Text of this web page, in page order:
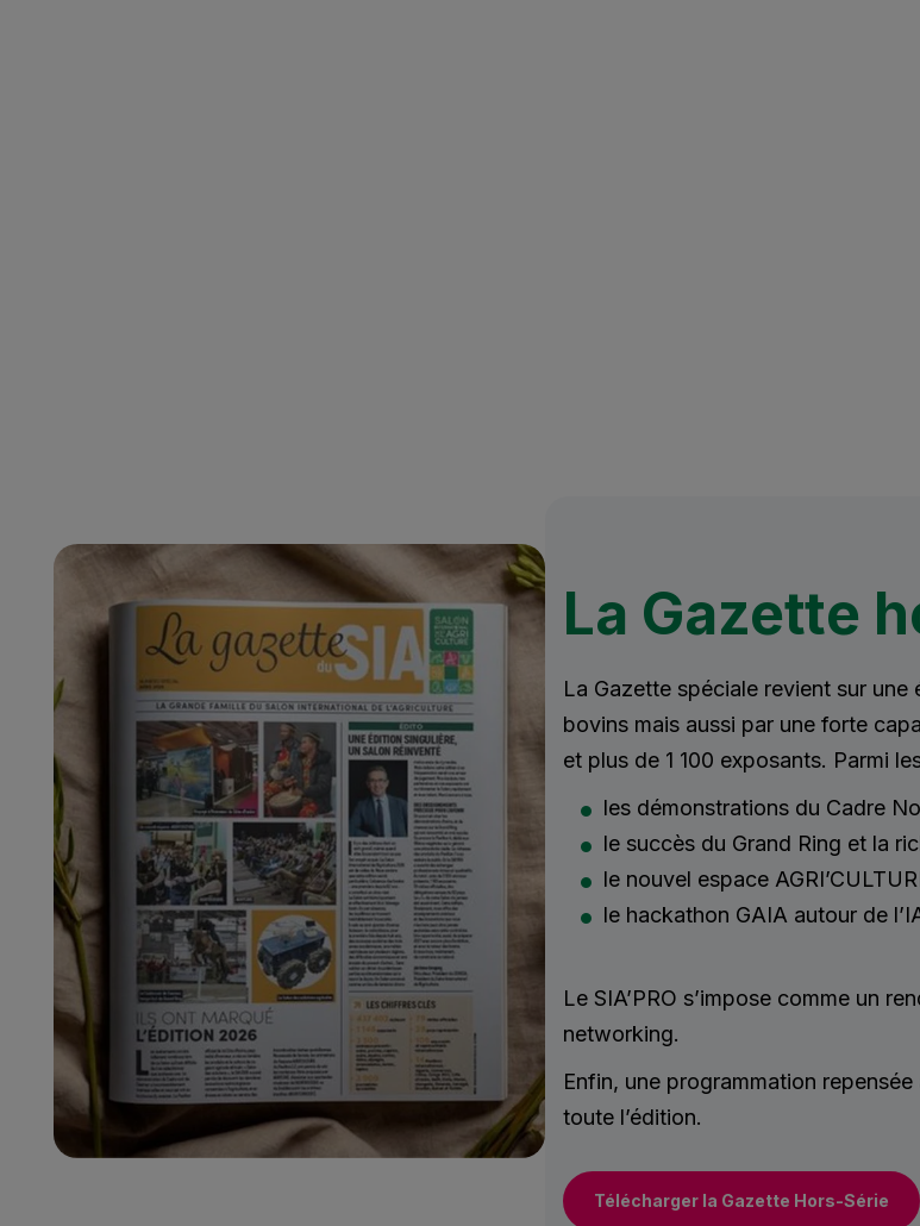
La Gazette
La Gazette spéciale revient sur
bovins mais aussi par une forte
et plus de 1 100 exposants. Parmi
les démonstrations du Cadre
le succès du Grand Ring et la
le nouvel espace
le hackathon GAIA autour de
Le SIA’PRO s’impose comme un
networking.
Enfin, une programmation
toute l’édition.
Télécharger la Gazette Hors-Série